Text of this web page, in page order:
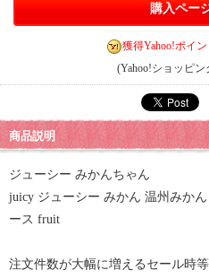
購入ペー
獲得Yahoo!ポイ
(Yahoo!ショッピ
商品説明
ジューシー みかんちゃん
juicy ジューシー みかん 温州みか
ース fruit
注文件数が大幅に増えるセール時